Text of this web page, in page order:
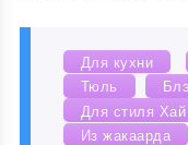
Для кухни
Тюль
Для стиля
Из жакаарда